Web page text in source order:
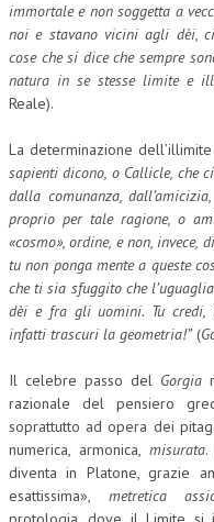
MARKETING
TREASURY IN
SVILUPPO SOSTENIBILE
PERSONA E CITTÀ
L’UMANISTA
DIRITTO
DIRITTO PENALE
DIRITTO DEL WEB
DIRITTO DELLE
CRIMINOLOGIA E
SICUREZZA SUL
immortale e non soggetta a
noi e stavano vicini agli dèi,
cose che si dice che sempre
natura in se stesse limite e
Reale).
La determinazione
sapienti dicono, o Callicle, che
dalla comunanza,
proprio per tale ragione, o
«cosmo», ordine, e non, invece,
tu non ponga mente a queste
che ti sia sfuggito che
dèi e fra gli uomini. Tu credi,
infatti trascuri la geometria!”(
Il celebre passo del Gorgia
razionale del pensiero
soprattutto ad opera dei
numerica, armonica,misurata
diventa in Platone, grazie
esattissima», metretica